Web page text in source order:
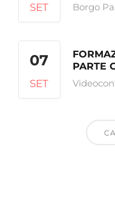
SET
Borgo
07
SET
PARTE